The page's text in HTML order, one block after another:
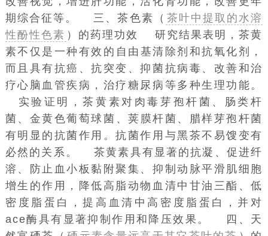
期综合征等。 三、茶色素（ 茶叶中提取的水溶
性酚性色素 ）的药理功效 研究结果表明，茶黄
素不仅是一种有效的 自由基清除剂 和抗氧化剂
，
而且具有抗癌、抗突变、抑菌抗病毒、改善和治
疗心脑血管疾病，治疗糖尿病等多种生理功能。
实验证明，茶黄素对肉毒芽孢杆菌、肠类杆
菌、 金黄色葡萄球菌 、荚膜杆菌、腊样芽孢杆菌
有明显的抗菌作用。抗菌作用与黑茶不易馊变有
必然的关系。 茶黄素具有显著的抗凝、促进纤
溶、防止血小板黏附聚集、抑制动脉平滑肌细胞
增生的作用，降低高脂动物血清中甘油三酯、低
密度脂蛋白
，提高血清中 高密度脂蛋白
，并对
ace酶具有显著抑制作用和降压效果。 四、天